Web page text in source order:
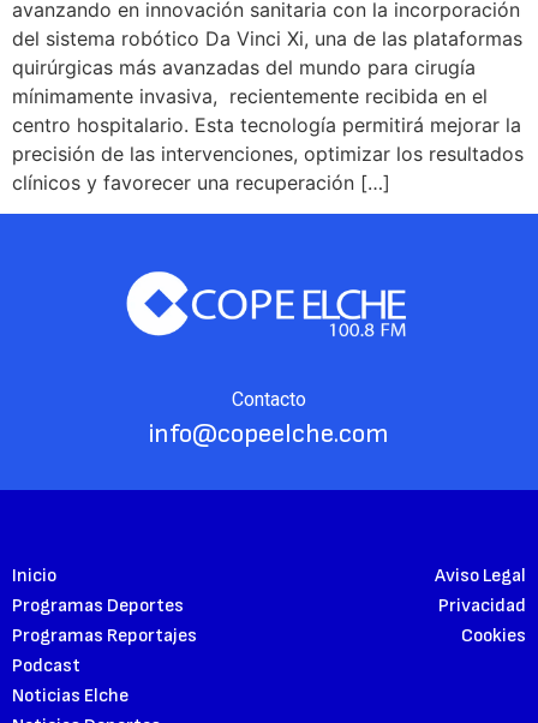
avanzando en innovación sanitaria con la incorporación
del sistema robótico Da Vinci Xi, una de las plataformas
quirúrgicas más avanzadas del mundo para cirugía
mínimamente invasiva, recientemente recibida en el
centro hospitalario. Esta tecnología permitirá mejorar la
precisión de las intervenciones, optimizar los resultados
clínicos y favorecer una recuperación […]
Contacto
info@copeelche.com
Inicio
Programas Deportes
Programas Reportajes
Podcast
Noticias Elche
Aviso Legal
Privacidad
Cookies